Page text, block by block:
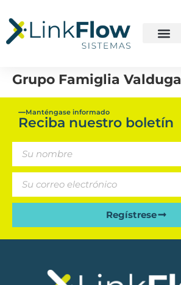
Grupo Famiglia Valduga
Manténgase informado
Reciba nuestro boletín
Regístrese